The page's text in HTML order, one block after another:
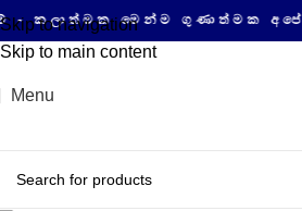
Skip to navigation
Skip to main content
මෙන්ම ගුණාත්මක අපේම
Menu